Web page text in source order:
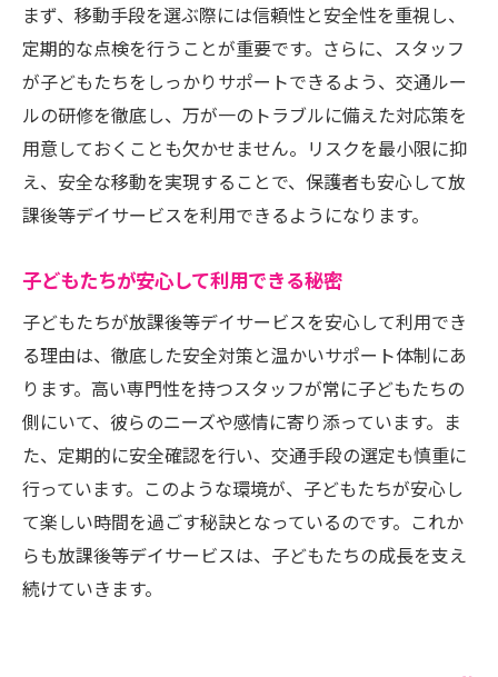
利用者の声から見る交通手段の効果
実践例に基づく安心感の提供方法
まず、移動手段を選ぶ際には信頼性と安全性を重視し、
定期的な点検を行うことが重要です。さらに、スタッフ
が子どもたちをしっかりサポートできるよう、交通ルー
ルの研修を徹底し、万が一のトラブルに備えた対応策を
用意しておくことも欠かせません。リスクを最小限に抑
え、安全な移動を実現することで、保護者も安心して放
課後等デイサービスを利用できるようになります。
子どもたちが安心して利用できる秘密
子どもたちが放課後等デイサービスを安心して利用でき
る理由は、徹底した安全対策と温かいサポート体制にあ
ります。高い専門性を持つスタッフが常に子どもたちの
側にいて、彼らのニーズや感情に寄り添っています。ま
た、定期的に安全確認を行い、交通手段の選定も慎重に
行っています。このような環境が、子どもたちが安心し
て楽しい時間を過ごす秘訣となっているのです。これか
らも放課後等デイサービスは、子どもたちの成長を支え
続けていきます。